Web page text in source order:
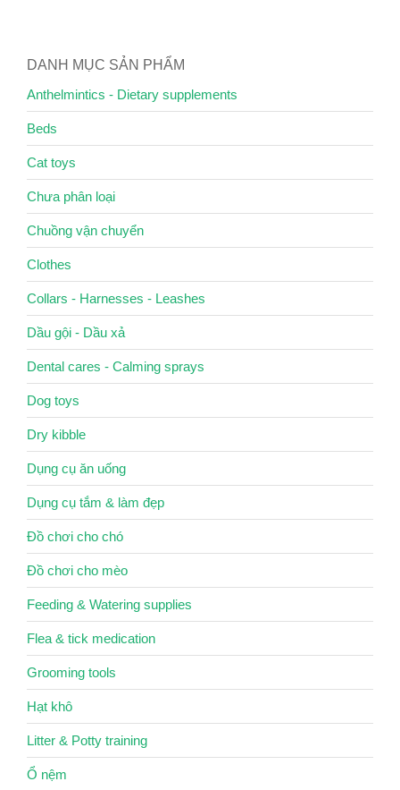
DANH MỤC SẢN PHẨM
Anthelmintics - Dietary supplements
Beds
Cat toys
Chưa phân loại
Chuồng vận chuyển
Clothes
Collars - Harnesses - Leashes
Dầu gội - Dầu xả
Dental cares - Calming sprays
Dog toys
Dry kibble
Dụng cụ ăn uống
Dụng cụ tắm & làm đẹp
Đồ chơi cho chó
Đồ chơi cho mèo
Feeding & Watering supplies
Flea & tick medication
Grooming tools
Hạt khô
Litter & Potty training
Ổ nệm